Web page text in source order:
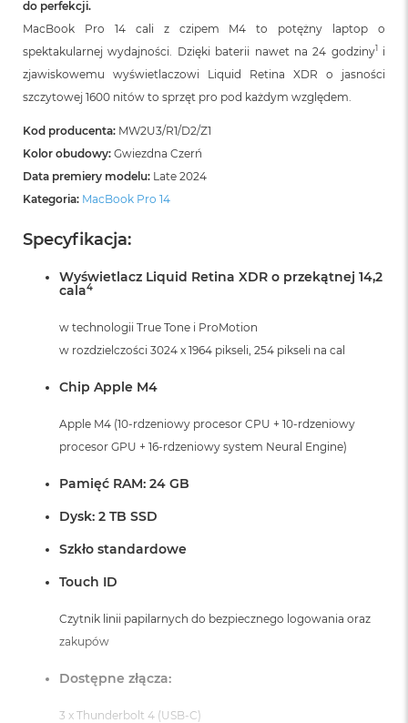
do perfekcji.
MacBook Pro 14 cali z czipem M4 to potężny laptop o
spektakularnej wydajności. Dzięki baterii nawet na 24 godziny1i
zjawiskowemu wyświetlaczowi Liquid Retina XDR o jasności
szczytowej 1600 nitów to sprzęt pro pod każdym względem.
Kod producenta: MW2U3/R1/D2/Z1
Kolor obudowy: Gwiezdna Czerń
Data premiery modelu: Late 2024
Kategoria: MacBook Pro 14
Specyfikacja:
Wyświetlacz Liquid Retina XDR o przekątnej 14,2
cala4
w technologii True Tone i ProMotion
w rozdzielczości 3024 x 1964 pikseli, 254 pikseli na cal
Chip Apple M4
Apple M4 (10-rdzeniowy procesor CPU + 10-rdzeniowy
procesor GPU + 16-rdzeniowy system Neural Engine)
Pamięć RAM: 24 GB
Dysk: 2 TB SSD
Szkło standardowe
Touch ID
Czytnik linii papilarnych do bezpiecznego logowania oraz
zakupów
Dostępne złącza:
3 x Thunderbolt 4 (USB-C)